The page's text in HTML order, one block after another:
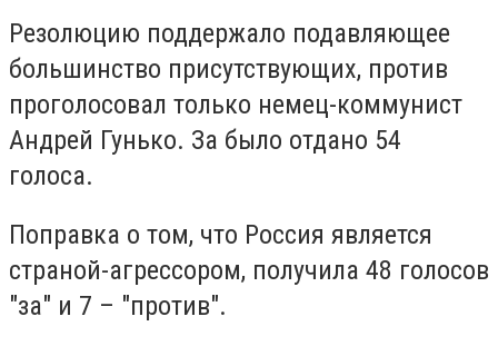
Резолюцию поддержало подавляющее
большинство присутствующих, против
проголосовал только немец-коммунист
Андрей Гунько. За было отдано 54
голоса.
Поправка о том, что Россия является
страной-агрессором, получила 48 голосов
"за" и 7 – "против".